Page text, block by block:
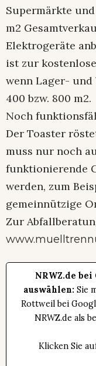
Supermärkte
m2
Elektrogeräte
ist zur
wenn Lager-
400 bzw. 800 m2.
Noch
Der Toaster
muss nur noch
funktionierende
werden, zum
gemeinnützige
Zur
NRWZ.de
auswählen: Sie
Rottweil bei
NRWZ.de als
Klicken Sie